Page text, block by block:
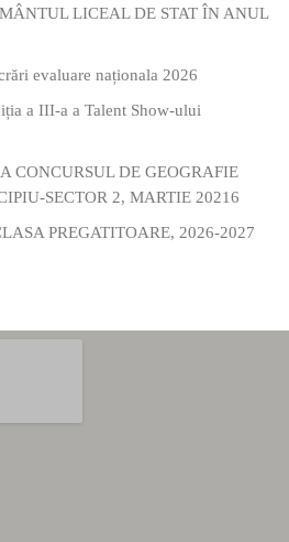
LICEAL DE STAT ÎN ANUL
evaluare naționala 2026
a III-a a Talent Show-ului
CONCURSUL DE GEOGRAFIE
SECTOR 2, MARTIE 20216
PREGATITOARE, 2026-2027